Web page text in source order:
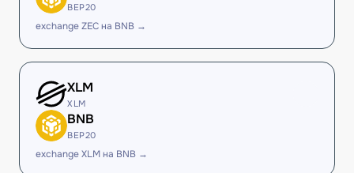
BEP20
exchange ZEC на BNB →
XLM
XLM
BNB
BEP20
exchange XLM на BNB →